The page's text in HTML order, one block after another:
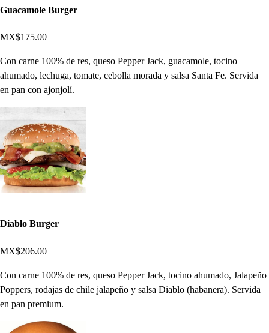
Guacamole Burger
MX$175.00
Con carne 100% de res, queso Pepper Jack, guacamole, tocino
ahumado, lechuga, tomate, cebolla morada y salsa Santa Fe. Servida
en pan con ajonjolí.
Diablo Burger
MX$206.00
Con carne 100% de res, queso Pepper Jack, tocino ahumado, Jalapeño
Poppers, rodajas de chile jalapeño y salsa Diablo (habanera). Servida
en pan premium.